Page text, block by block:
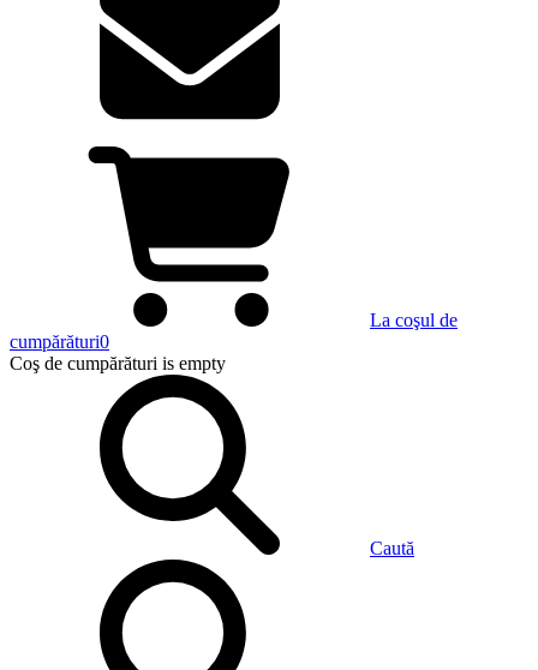
La coşul de
cumpărături0
Coş de cumpărături is empty
Caută